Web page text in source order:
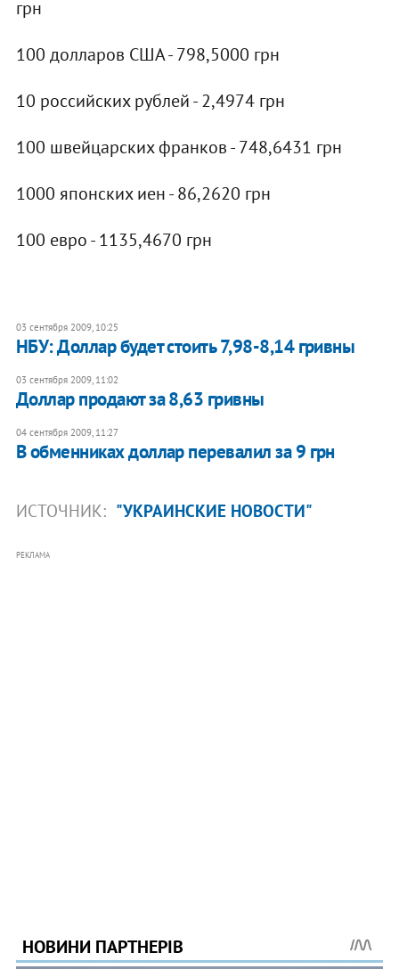
грн
100 долларов США - 798,5000 грн
10 российских рублей - 2,4974 грн
100 швейцарских франков - 748,6431 грн
1000 японских иен - 86,2620 грн
100 евро - 1135,4670 грн
03 сентября 2009, 10:25
НБУ: Доллар будет стоить 7,98-8,14 гривны
03 сентября 2009, 11:02
Доллар продают за 8,63 гривны
04 сентября 2009, 11:27
В обменниках доллар перевалил за 9 грн
ИСТОЧНИК: "УКРАИНСКИЕ НОВОСТИ"
РЕКЛАМА